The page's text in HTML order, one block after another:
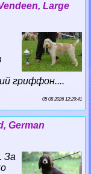
Large
гриффон....
05 08 2026 12:29:41
German
За